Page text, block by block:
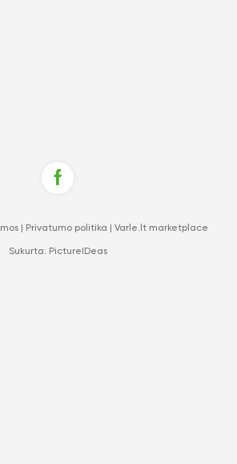
| Privatumo politika Varle.lt marketplace
Sukurta: PictureIDeas